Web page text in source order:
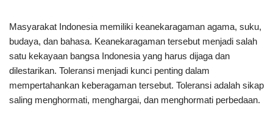
Masyarakat Indonesia memiliki keanekaragaman agama, suku,
budaya, dan bahasa. Keanekaragaman tersebut menjadi salah
satu kekayaan bangsa Indonesia yang harus dijaga dan
dilestarikan. Toleransi menjadi kunci penting dalam
mempertahankan keberagaman tersebut. Toleransi adalah sikap
saling menghormati, menghargai, dan menghormati perbedaan.